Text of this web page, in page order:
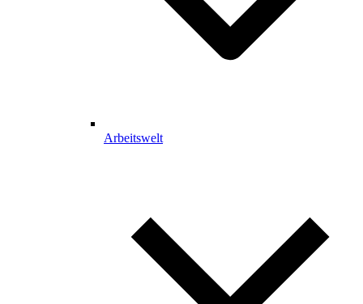
Arbeitswelt